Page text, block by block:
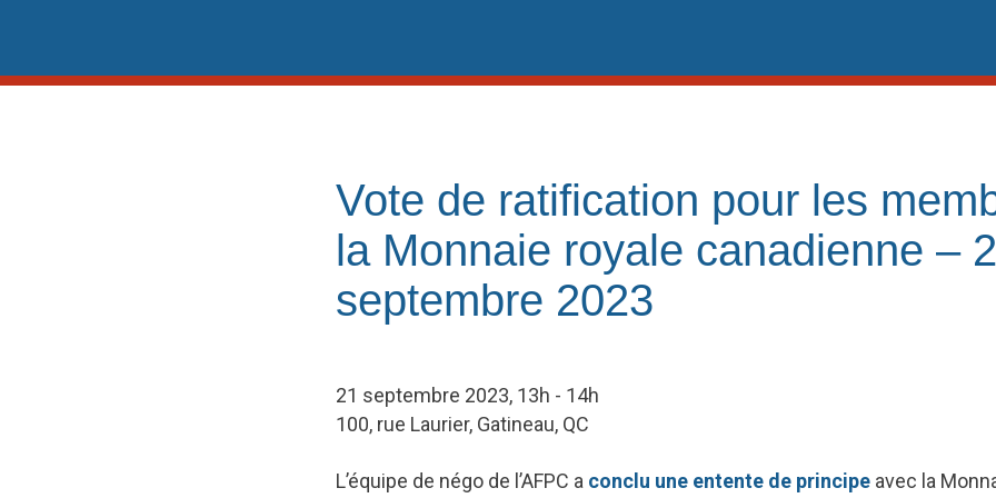
content
Vote de ratification pour les
la Monnaie royale canadienne –
septembre 2023
21 septembre 2023, 13h - 14h
100, rue Laurier, Gatineau, QC
L’équipe de négo de l’AFPC a conclu une entente de principe avec la